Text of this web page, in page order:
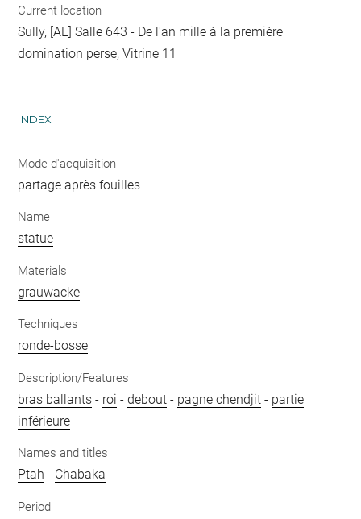
Current location
Sully, [AE] Salle 643 - De l'an mille à la première
domination perse, Vitrine 11
INDEX
Mode d'acquisition
partage après fouilles
Name
statue
Materials
grauwacke
Techniques
ronde-bosse
Description/Features
bras ballants - roi -debout - pagne chendjit - partie
inférieure
Names and titles
Ptah - Chabaka
Period